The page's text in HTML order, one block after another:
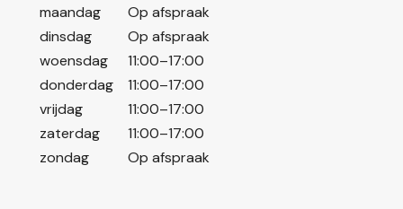
maandag
Op afspraak
dinsdag
Op afspraak
woensdag
11:00–17:00
donderdag
11:00–17:00
vrijdag
11:00–17:00
zaterdag
11:00–17:00
zondag
Op afspraak